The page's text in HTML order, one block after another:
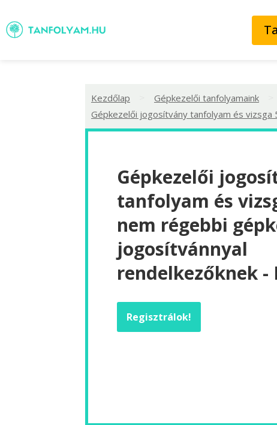
Kezdőlap Gépkezelői tanfolyamaink
Gépkezelői jogosítvány tanfolyam és
Gépkezelői
tanfolyam és
nem régebbi
jogosítvánnyal
rendelkezőknek -
Regisztrálok!